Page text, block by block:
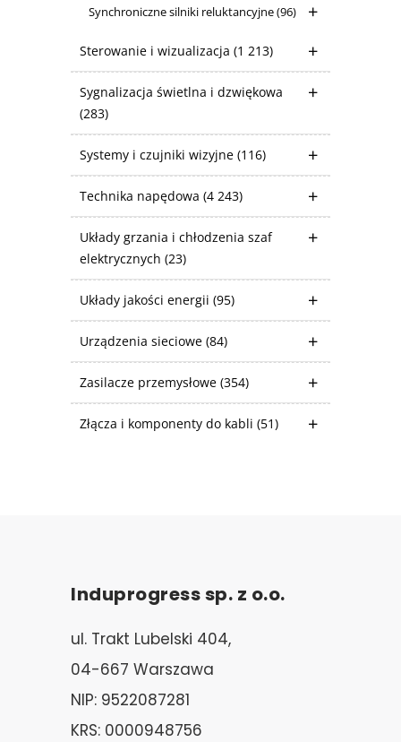
Synchroniczne silniki reluktancyjne(96)
Sterowanie i wizualizacja (1 213)
Sygnalizacja świetlna i dzwiękowa
(283)
Systemy i czujniki wizyjne (116)
Technika napędowa (4 243)
Układy grzania i chłodzenia szaf
elektrycznych (23)
Układy jakości energii (95)
Urządzenia sieciowe (84)
Zasilacze przemysłowe (354)
Złącza i komponenty do kabli (51)
Induprogress sp. z o.o.
ul. Trakt Lubelski 404,
04-667 Warszawa
NIP: 9522087281
KRS: 0000948756